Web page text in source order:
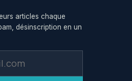
articles chaque
désinscription en un